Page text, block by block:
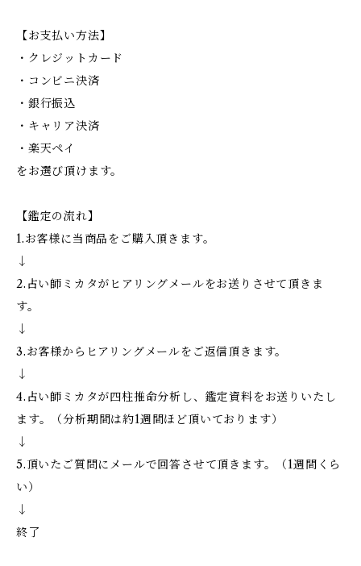
【お支払い方法】
・クレジットカード
・コンビニ決済
・銀行振込
・キャリア決済
・楽天ペイ
をお選び頂けます。
【鑑定の流れ】
1.お客様に当商品をご購入頂きます。
↓
2.占い師ミカタがヒアリングメールをお送りさせて頂きま
す。
↓
3.お客様からヒアリングメールをご返信頂きます。
↓
4.占い師ミカタが四柱推命分析し、鑑定資料をお送りいたし
ます。（分析期間は約1週間ほど頂いております）
↓
5.頂いたご質問にメールで回答させて頂きます。（1週間くら
い）
↓
終了